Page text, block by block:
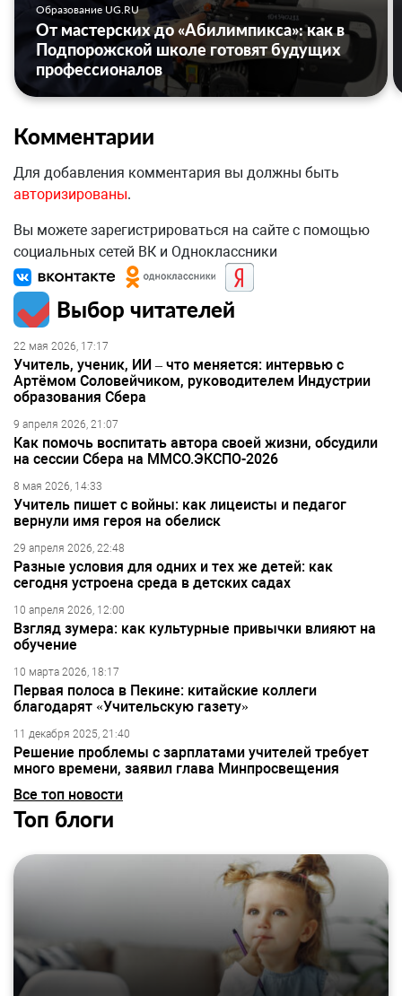
Образование UG.RU
От мастерских до «Абилимпикса»: как в
Подпорожской школе готовят будущих
профессионалов
Комментарии
Для добавления комментария вы должны быть
авторизированы.
Вы можете зарегистрироваться на сайте с помощью
социальных сетей ВК и Одноклассники
Выбор читателей
22 мая 2026, 17:17
Учитель, ученик, ИИ – что меняется: интервью с
Артёмом Соловейчиком, руководителем Индустрии
образования Сбера
9 апреля 2026, 21:07
Как помочь воспитать автора своей жизни, обсудили
на сессии Сбера на ММСО.ЭКСПО-2026
8 мая 2026, 14:33
Учитель пишет с войны: как лицеисты и педагог
вернули имя героя на обелиск
29 апреля 2026, 22:48
Разные условия для одних и тех же детей: как
сегодня устроена среда в детских садах
10 апреля 2026, 12:00
Взгляд зумера: как культурные привычки влияют на
обучение
10 марта 2026, 18:17
Первая полоса в Пекине: китайские коллеги
благодарят «Учительскую газету»
11 декабря 2025, 21:40
Решение проблемы с зарплатами учителей требует
много времени, заявил глава Минпросвещения
Все топ новости
Топ блоги